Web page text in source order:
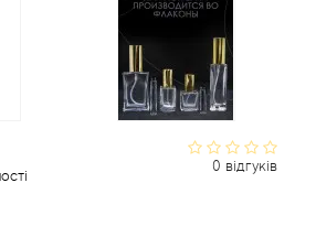
0 відгуків